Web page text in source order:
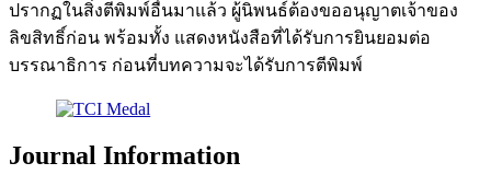
ปรากฏในสิ่งตีพิมพ์อื่นมาแล้ว ผู้นิพนธ์ต้องขออนุญาตเจ้าของ
ลิขสิทธิ์ก่อน พร้อมทั้ง แสดงหนังสือที่ได้รับการยินยอมต่อ
บรรณาธิการ ก่อนที่บทความจะได้รับการตีพิมพ์
Journal Information